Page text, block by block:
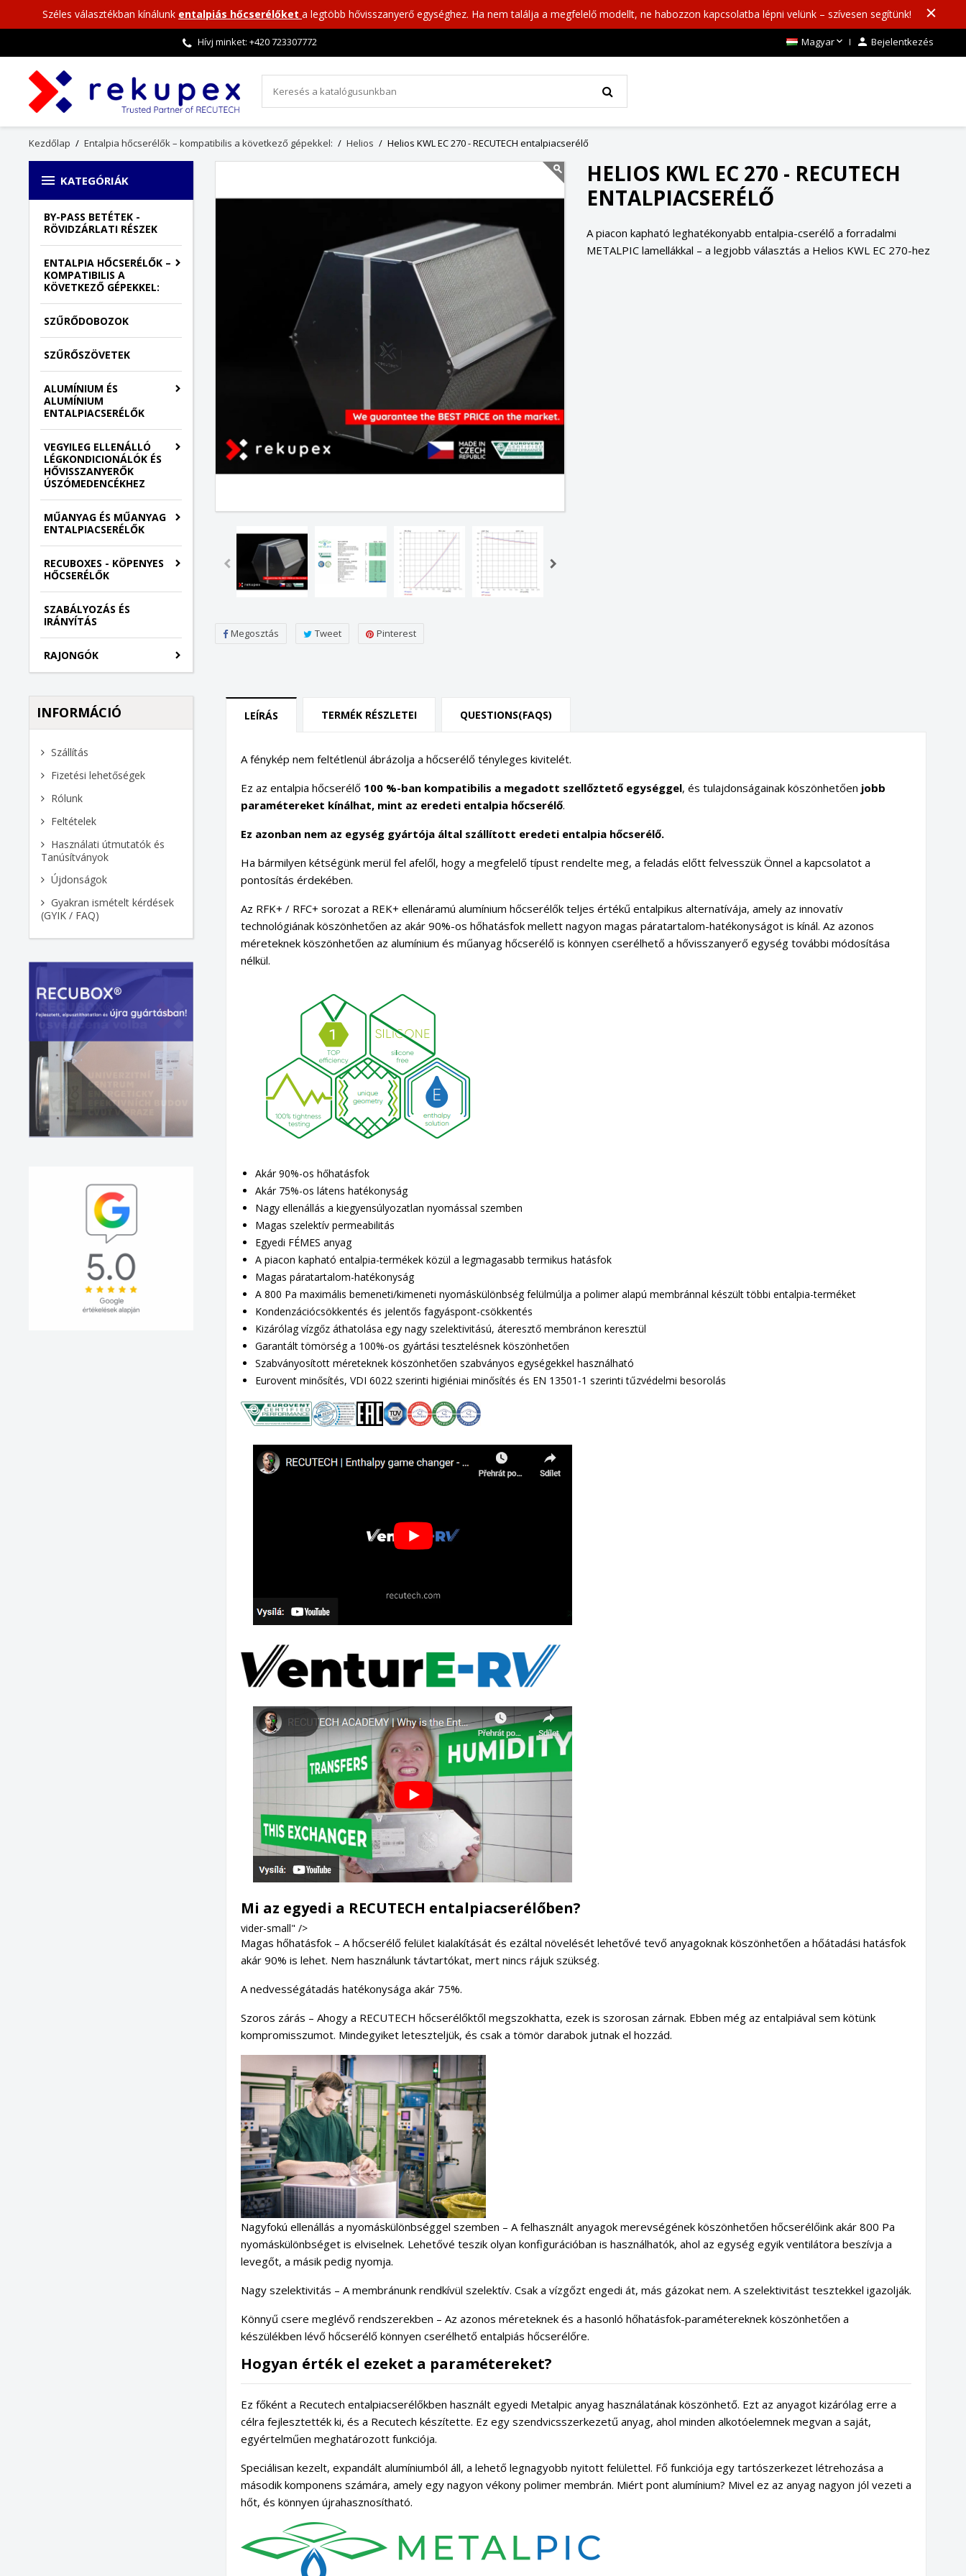
Széles választékban kínálunk entalpiás hőcserélőket a legtöbb hővisszanyerő egységhez. Ha nem találja a megfelelő modellt, ne habozzon kapcsolatba lépni velünk – szívesen segítünk!
Hívj minket: +420723307772 Magyar  Bejelentkezés
Kezdőlap Entalpia hőcserélők – kompatibilis a következő gépekkel: Helios Helios KWL EC 270 - RECUTECH entalpiacserélő
 KATEGÓRIÁK
BY-PASS BETÉTEK -
RÖVIDZÁRLATI RÉSZEK
ENTALPIA HŐCSERÉLŐK –
KOMPATIBILIS A
KÖVETKEZŐ GÉPEKKEL:
SZŰRŐDOBOZOK
SZŰRŐSZÖVETEK
ALUMÍNIUM ÉS
ALUMÍNIUM
ENTALPIACSERÉLŐK
VEGYILEG ELLENÁLLÓ
LÉGKONDICIONÁLÓK ÉS
HŐVISSZANYERŐK
ÚSZÓMEDENCÉKHEZ
MŰANYAG ÉS MŰANYAG
ENTALPIACSERÉLŐK
RECUBOXES - KÖPENYES
HŐCSERÉLŐK
SZABÁLYOZÁS ÉS
IRÁNYÍTÁS
RAJONGÓK
INFORMÁCIÓ
Szállítás
Fizetési lehetőségek
Rólunk
Feltételek
Használati útmutatók és
Tanúsítványok
Újdonságok
Gyakran ismételt kérdések
(GYIK / FAQ)
Megosztás Tweet Pinterest
HELIOS KWL EC 270 - RECUTECH
ENTALPIACSERÉLŐ
A piacon kapható leghatékonyabb entalpia-cserélő a forradalmi
METALPIC lamellákkal – a legjobb választás a Helios KWL EC 270-hez
LEÍRÁS TERMÉK RÉSZLETEI QUESTIONS(FAQS)
A fénykép nem feltétlenül ábrázolja a hőcserélő tényleges kivitelét.
Ez az entalpia hőcserélő 100 %-ban kompatibilis a megadott szellőztető egységgel, és tulajdonságainak köszönhetően jobb
paramétereket kínálhat, mint az eredeti entalpia hőcserélő.
Ez azonban nem az egység gyártója által szállított eredeti entalpia hőcserélő.
Ha bármilyen kétségünk merül fel afelől, hogy a megfelelő típust rendelte meg, a feladás előtt felvesszük Önnel a kapcsolatot a
pontosítás érdekében.
Az RFK+ / RFC+ sorozat a REK+ ellenáramú alumínium hőcserélők teljes értékű entalpikus alternatívája, amely az innovatív
technológiának köszönhetően az akár 90%-os hőhatásfok mellett nagyon magas páratartalom-hatékonyságot is kínál. Az azonos
méreteknek köszönhetően az alumínium és műanyag hőcserélő is könnyen cserélhető a hővisszanyerő egység további módosítása
nélkül.
Akár 90%-os hőhatásfok
Akár 75%-os látens hatékonyság
Nagy ellenállás a kiegyensúlyozatlan nyomással szemben
Magas szelektív permeabilitás
Egyedi FÉMES anyag
A piacon kapható entalpia-termékek közül a legmagasabb termikus hatásfok
Magas páratartalom-hatékonyság
A 800 Pa maximális bemeneti/kimeneti nyomáskülönbség felülmúlja a polimer alapú membránnal készült többi entalpia-terméket
Kondenzációcsökkentés és jelentős fagyáspont-csökkentés
Kizárólag vízgőz áthatolása egy nagy szelektivitású, áteresztő membránon keresztül
Garantált tömörség a 100%-os gyártási tesztelésnek köszönhetően
Szabványosított méreteknek köszönhetően szabványos egységekkel használható
Eurovent minősítés, VDI 6022 szerinti higiéniai minősítés és EN 13501-1 szerinti tűzvédelmi besorolás
Mi az egyedi a RECUTECH entalpiacserélőben?
vider-small" />
Magas hőhatásfok – A hőcserélő felület kialakítását és ezáltal növelését lehetővé tevő anyagoknak köszönhetően a hőátadási hatásfok
akár 90% is lehet. Nem használunk távtartókat, mert nincs rájuk szükség.
A nedvességátadás hatékonysága akár 75%.
Szoros zárás – Ahogy a RECUTECH hőcserélőktől megszokhatta, ezek is szorosan zárnak. Ebben még az entalpiával sem kötünk
kompromisszumot. Mindegyiket leteszteljük, és csak a tömör darabok jutnak el hozzád.
Nagyfokú ellenállás a nyomáskülönbséggel szemben – A felhasznált anyagok merevségének köszönhetően hőcserélőink akár 800 Pa
nyomáskülönbséget is elviselnek. Lehetővé teszik olyan konfigurációban is használhatók, ahol az egység egyik ventilátora beszívja a
levegőt, a másik pedig nyomja.
Nagy szelektivitás – A membránunk rendkívül szelektív. Csak a vízgőzt engedi át, más gázokat nem. A szelektivitást tesztekkel igazolják.
Könnyű csere meglévő rendszerekben – Az azonos méreteknek és a hasonló hőhatásfok-paramétereknek köszönhetően a
készülékben lévő hőcserélő könnyen cserélhető entalpiás hőcserélőre.
Hogyan érték el ezeket a paramétereket?
Ez főként a Recutech entalpiacserélőkben használt egyedi Metalpic anyag használatának köszönhető. Ezt az anyagot kizárólag erre a
célra fejlesztették ki, és a Recutech készítette. Ez egy szendvicsszerkezetű anyag, ahol minden alkotóelemnek megvan a saját,
egyértelműen meghatározott funkciója.
Speciálisan kezelt, expandált alumíniumból áll, a lehető legnagyobb nyitott felülettel. Fő funkciója egy tartószerkezet létrehozása a
második komponens számára, amely egy nagyon vékony polimer membrán. Miért pont alumínium? Mivel ez az anyag nagyon jól vezeti a
hőt, és könnyen újrahasznosítható.